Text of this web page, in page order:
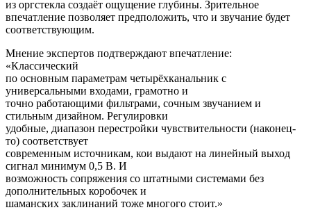
из оргстекла создаёт ощущение глубины. Зрительное
впечатление позволяет предположить, что и звучание будет
соответствующим.
Мнение экспертов подтверждают впечатление:
«Классический
по основным параметрам четырёхканальник с
универсальными входами, грамотно и
точно работающими фильтрами, сочным звучанием и
стильным дизайном. Регулировки
удобные, диапазон перестройки чувствительности (наконец-
то) соответствует
современным источникам, кои выдают на линейный выход
сигнал минимум 0,5 В. И
возможность сопряжения со штатными системами без
дополнительных коробочек и
шаманских заклинаний тоже многого стоит.»